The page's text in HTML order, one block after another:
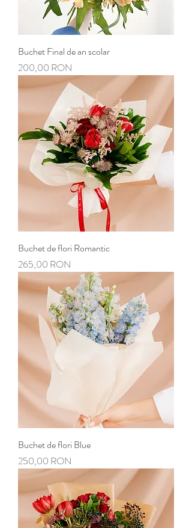
Buchet Final de an scolar
Preț
200,00 RON
Buchet de flori Romantic
Preț
265,00 RON
Buchet de flori Blue
Preț
250,00 RON